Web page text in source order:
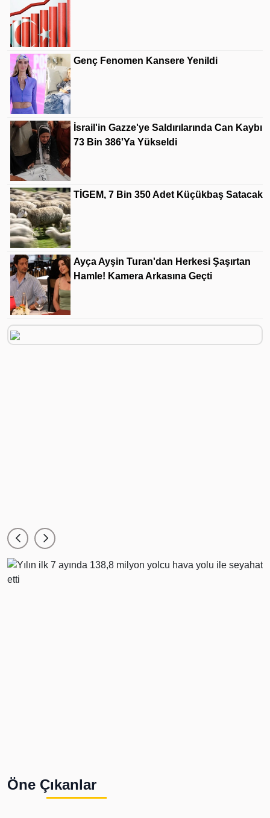
Genç Fenomen Kansere Yenildi
İsrail'in Gazze'ye Saldırılarında Can Kaybı
73 Bin 386'ya Yükseldi
TİGEM, 7 Bin 350 Adet Küçükbaş Satacak
Ayça Ayşin Turan'dan Herkesi Şaşırtan
Hamle! Kamera Arkasına Geçti
Öne Çıkanlar